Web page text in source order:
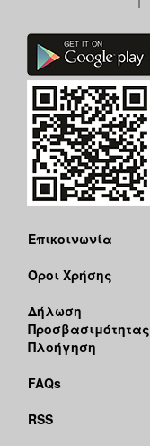
ΑΝΘΕΚΤΙΚΗ
Επικοινωνία
Όροι Χρήσης
Δήλωση
Προσβασιμότητας
Πλοήγηση
FAQs
RSS